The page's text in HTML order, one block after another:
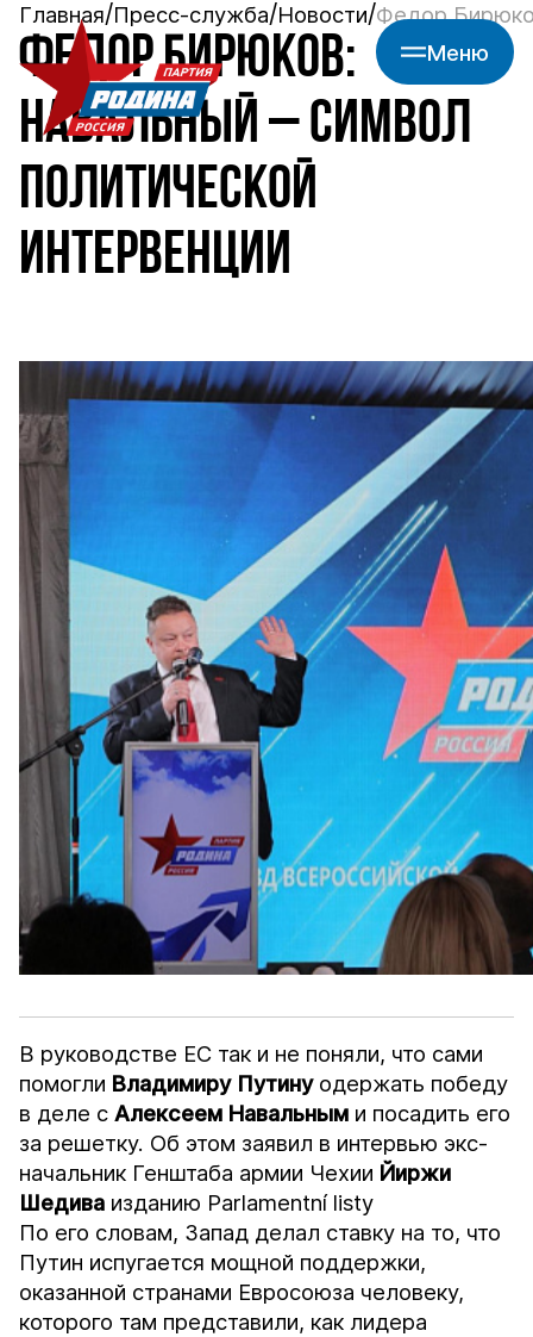
Меню
Главная Пресс-служба Новости Федор
ФЕДОР БИРЮКОВ:
НАВАЛЬНЫЙ – СИМВОЛ
ПОЛИТИЧЕСКОЙ
ИНТЕРВЕНЦИИ
В руководстве ЕС так и не поняли, что сами
помогли Владимиру Путинуодержать победу
в деле сАлексеем Навальным и посадить его
за решетку. Об этом заявил в интервью экс-
начальник Генштаба армии Чехии Йиржи
Шедива изданию Parlamentní listy
По его словам, Запад делал ставку на то, что
Путин испугается мощной поддержки,
оказанной странами Евросоюза человеку,
которого там представили, как лидера